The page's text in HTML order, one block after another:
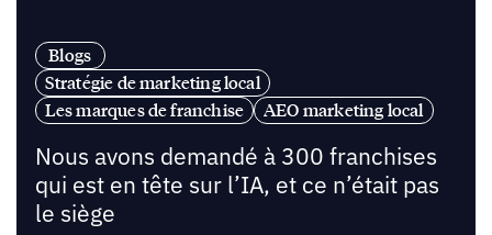
Blogs
Stratégie de marketing local
Les marques de franchise
AEO marketing local
Nous avons demandé à 300 franchises
qui est en tête sur l’IA, et ce n’était pas
le siège